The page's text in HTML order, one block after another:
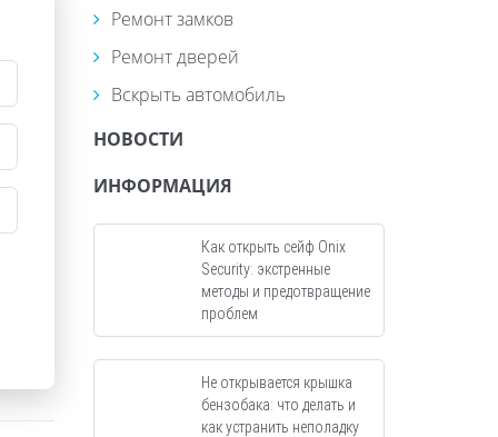
Ремонт замков
Ремонт дверей
Вскрыть автомобиль
НОВОСТИ
ИНФОРМАЦИЯ
Как открыть сейф Onix
Security: экстренные
методы и предотвращение
проблем
Не открывается крышка
бензобака: что делать и
как устранить неполадку